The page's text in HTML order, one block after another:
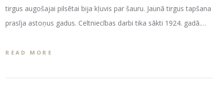
tirgus augošajai pilsētai bija kļuvis par šauru. Jaunā tirgus tapšana
prasīja astoņus gadus. Celtniecības darbi tika sākti 1924. gadā.…
READ MORE